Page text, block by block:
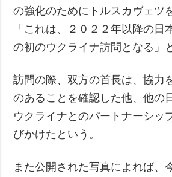
の強化のためにトルスカヴェツ
「これは、２０２２年以降の日
の初のウクライナ訪問となる」
訪問の際、双方の首長は、協力
のあることを確認した他、他の
ウクライナとのパートナーシッ
びかけたという。
また公開された写真によれば、